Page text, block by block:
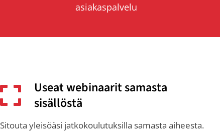
asiakaspalvelu
Useat webinaarit samasta
sisällöstä
Sitouta yleisöäsi jatkokoulutuksilla samasta aiheesta.